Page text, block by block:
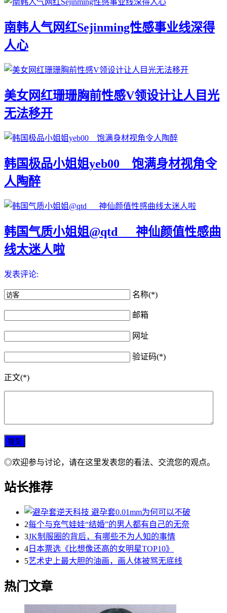
南韩人气网红Sejinming性感事业线深得
人心
美女网红珊珊胸前性感V领设计让人目光
无法移开
韩国极品小姐姐yeb00__饱满身材视角令
人陶醉
韩国气质小姐姐@qtd___神仙颜值性感曲
线太迷人啦
发表评论:
名称(*)
邮箱
网址
验证码(*)
正文(*)
◎欢迎参与讨论，请在这里发表您的看法、交流您的观点。
站长推荐
2每个与充气娃娃“结婚”的男人都有自己的无奈
3JK制服圈的背后，有哪些不为人知的事情
4 日本票选《比想像还高的女明星TOP10》
5艺术史上最大胆的油画，画人体被骂无底线
热门文章